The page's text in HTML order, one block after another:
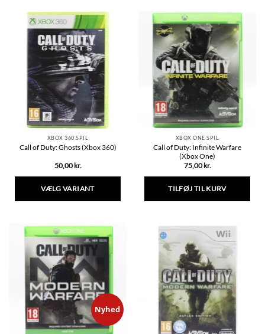
XBOX 360 SPIL
Call of Duty: Ghosts (Xbox 360)
50,00 kr.
VÆLG VARIANT
har
flere
varianter.
Mulighederne
kan
vælges
på
varesiden
XBOX ONE SPIL
Call of Duty: Infinite Warfare
(Xbox One)
75,00 kr.
TILFØJ TIL KURV
Nyhed